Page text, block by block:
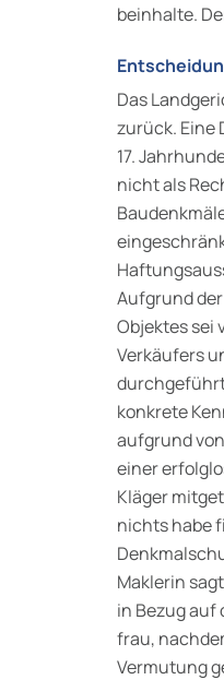
beinhalte.
Das
zurück. Eine
17.
nicht als
Aufgrund
Objektes sei
Verkäufers
konkrete
aufgrund
einer
Kläger
nichts habe
Maklerin
in Bezug auf
frau,
Vermutung